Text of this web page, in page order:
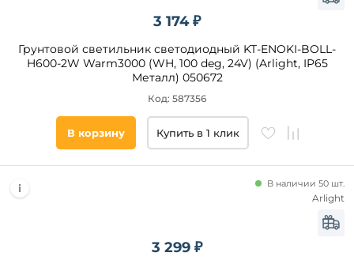
Степень
защиты,
3 174 ₽
Грунтовой светильник светодиодный KT-ENOKI-BOLL-
H600-2W Warm3000 (WH, 100 deg, 24V) (Arlight, IP65
Металл) 050672
Код: 587356
В корзину Купить в 1 клик
3 299 ₽
В наличии 50 шт.
Arlight